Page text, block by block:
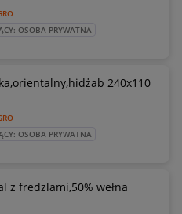
OSOBA PRYWATNA
240x110
OSOBA PRYWATNA
z fredzlami,50% wełna